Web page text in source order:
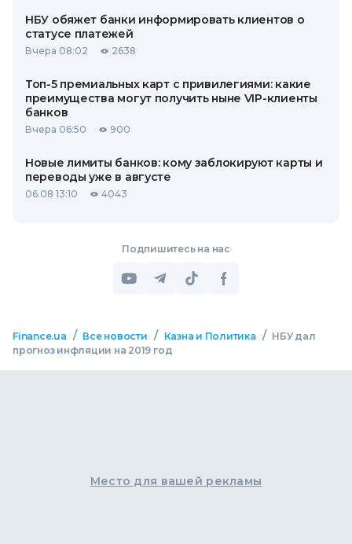
НБУ обяжет банки информировать клиентов о
статусе платежей
Вчера 08:02 2638
Топ-5 премиальных карт с привилегиями: какие
преимущества могут получить ныне VIP-клиенты
банков
Вчера 06:50 900
Новые лимиты банков: кому заблокируют карты и
переводы уже в августе
06.08 13:10 4043
Подпишитесь на нас
Finance.ua / Все новости / Казна и Политика / НБУ дал
прогноз инфляции на 2019 год
Место для вашей рекламы